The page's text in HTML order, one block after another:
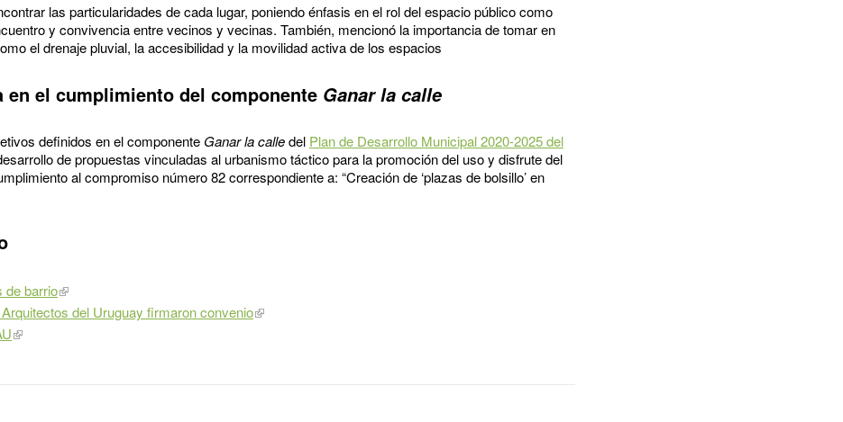
las particularidades de cada lugar, poniendo énfasis en el rol del espacio público como
y convivencia entre vecinos y vecinas. También, mencionó la importancia de tomar en
el drenaje pluvial, la accesibilidad y la movilidad activa de los espacios
en el cumplimiento del componente Ganar la calle
definidos en el componente Ganar la calledel Plan de Desarrollo Municipal 2020-2025 del
de propuestas vinculadas al urbanismo táctico para la promoción del uso y disfrute del
al compromiso número 82 correspondiente a: “Creación de ‘plazas de bolsillo’ en
de barrio
del Uruguay firmaron convenio